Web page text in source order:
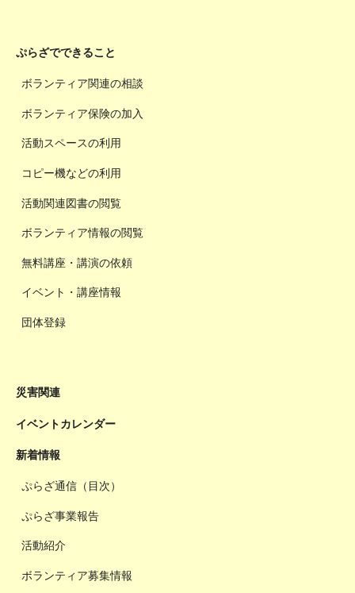
ぷらざでできること
ボランティア関連の相談
ボランティア保険の加入
活動スペースの利用
コピー機などの利用
活動関連図書の閲覧
ボランティア情報の閲覧
無料講座・講演の依頼
イベント・講座情報
団体登録
災害関連
イベントカレンダー
新着情報
ぷらざ通信（目次）
ぷらざ事業報告
活動紹介
ボランティア募集情報